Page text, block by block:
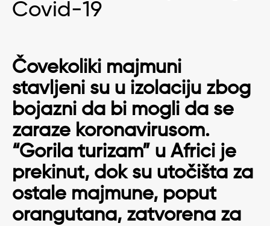
Covid-19
Čovekoliki majmuni
stavljeni su u izolaciju zbog
bojazni da bi mogli da se
zaraze koronavirusom.
“Gorila turizam” u Africi je
prekinut, dok su utočišta za
ostale majmune, poput
orangutana, zatvorena za